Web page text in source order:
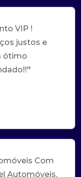
VIP !
justos e
ótimo
”
Com
Automóveis,